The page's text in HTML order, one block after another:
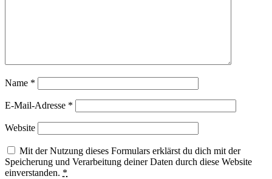
Name *
E-Mail-Adresse *
Website
Mit der Nutzung dieses Formulars erklärst du dich mit der
Speicherung und Verarbeitung deiner Daten durch diese Website
einverstanden. *